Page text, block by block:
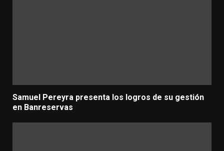
Samuel Pereyra presenta los logros de su gestión
en Banreservas